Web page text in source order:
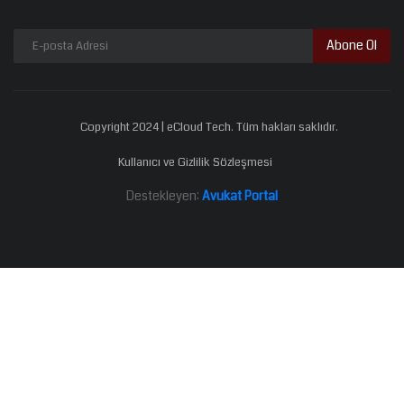
Abone Ol
Copyright 2024 | eCloud Tech. Tüm hakları saklıdır.
Kullanıcı ve Gizlilik Sözleşmesi
Destekleyen: Avukat Portal